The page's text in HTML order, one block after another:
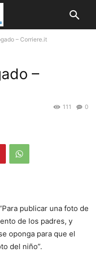
– Corriere.it
–
0
111
publicar una foto de
de los padres, y
oponga para que el
del niño”.